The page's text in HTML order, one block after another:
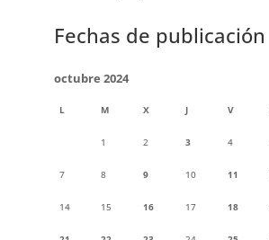
Fechas de publicación
octubre 2024
L M X J V
1 2 3 4
7 8 9 10 11
14 15 16 17 18